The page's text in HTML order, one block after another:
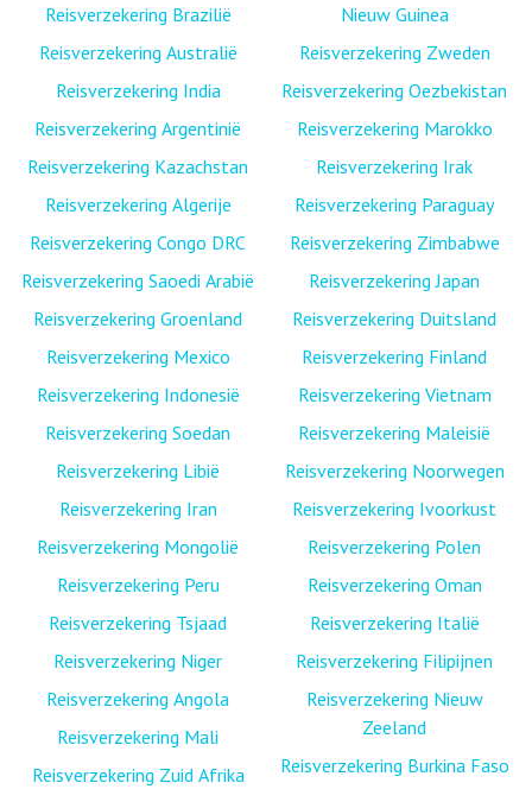
Reisverzekering Brazilië
Reisverzekering Australië
Reisverzekering India
Reisverzekering Argentinië
Reisverzekering Kazachstan
Reisverzekering Algerije
Reisverzekering Congo DRC
Reisverzekering Saoedi Arabië
Reisverzekering Groenland
Reisverzekering Mexico
Reisverzekering Indonesië
Reisverzekering Soedan
Reisverzekering Libië
Reisverzekering Iran
Reisverzekering Mongolië
Reisverzekering Peru
Reisverzekering Tsjaad
Reisverzekering Niger
Reisverzekering Angola
Reisverzekering Mali
Reisverzekering Zuid Afrika
Nieuw Guinea
Reisverzekering Zweden
Reisverzekering Oezbekistan
Reisverzekering Marokko
Reisverzekering Irak
Reisverzekering Paraguay
Reisverzekering Zimbabwe
Reisverzekering Japan
Reisverzekering Duitsland
Reisverzekering Finland
Reisverzekering Vietnam
Reisverzekering Maleisië
Reisverzekering Noorwegen
Reisverzekering Ivoorkust
Reisverzekering Polen
Reisverzekering Oman
Reisverzekering Italië
Reisverzekering Filipijnen
Reisverzekering Nieuw
Zeeland
Reisverzekering Burkina Faso